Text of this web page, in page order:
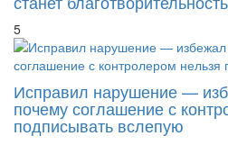
5
Исправил нарушение —
почему соглашение с
подписывать вслепую
6